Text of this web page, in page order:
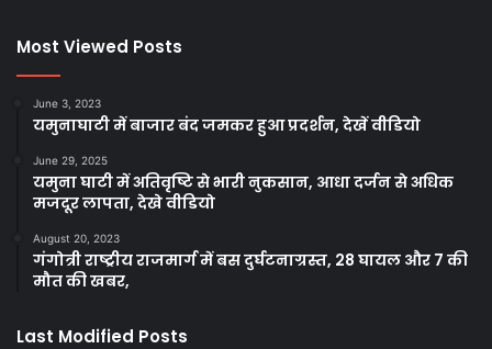
Most Viewed Posts
June 3, 2023
यमुनाघाटी में बाजार बंद जमकर हुआ प्रदर्शन, देखें वीडियो
June 29, 2025
यमुना घाटी में अतिवृष्टि से भारी नुकसान, आधा दर्जन से अधिक
मजदूर लापता, देखे वीडियो
August 20, 2023
गंगोत्री राष्ट्रीय राजमार्ग में बस दुर्घटनाग्रस्त, 28 घायल और 7 की
मौत की खबर,
Last Modified Posts